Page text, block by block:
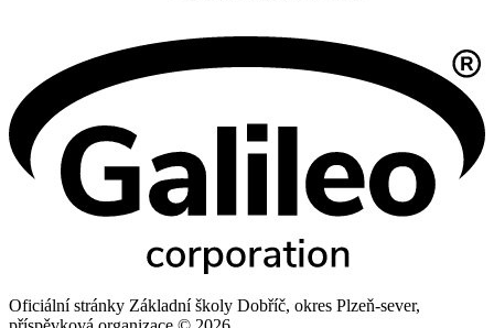
Oficiální stránky Základní školy Dobříč, okres Plzeň-sever,